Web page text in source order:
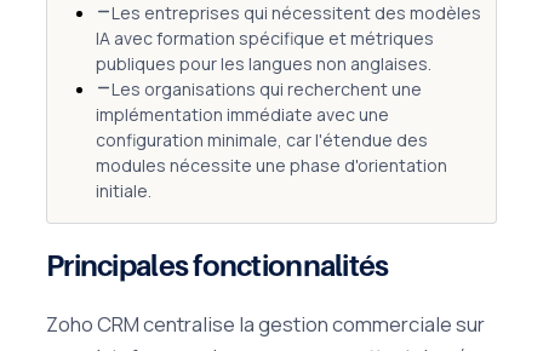
Les entreprises qui nécessitent des modèles
IA avec formation spécifique et métriques
publiques pour les langues non anglaises.
Les organisations qui recherchent une
implémentation immédiate avec une
configuration minimale, car l'étendue des
modules nécessite une phase d'orientation
initiale.
Principales fonctionnalités
Zoho CRM centralise la gestion commerciale sur